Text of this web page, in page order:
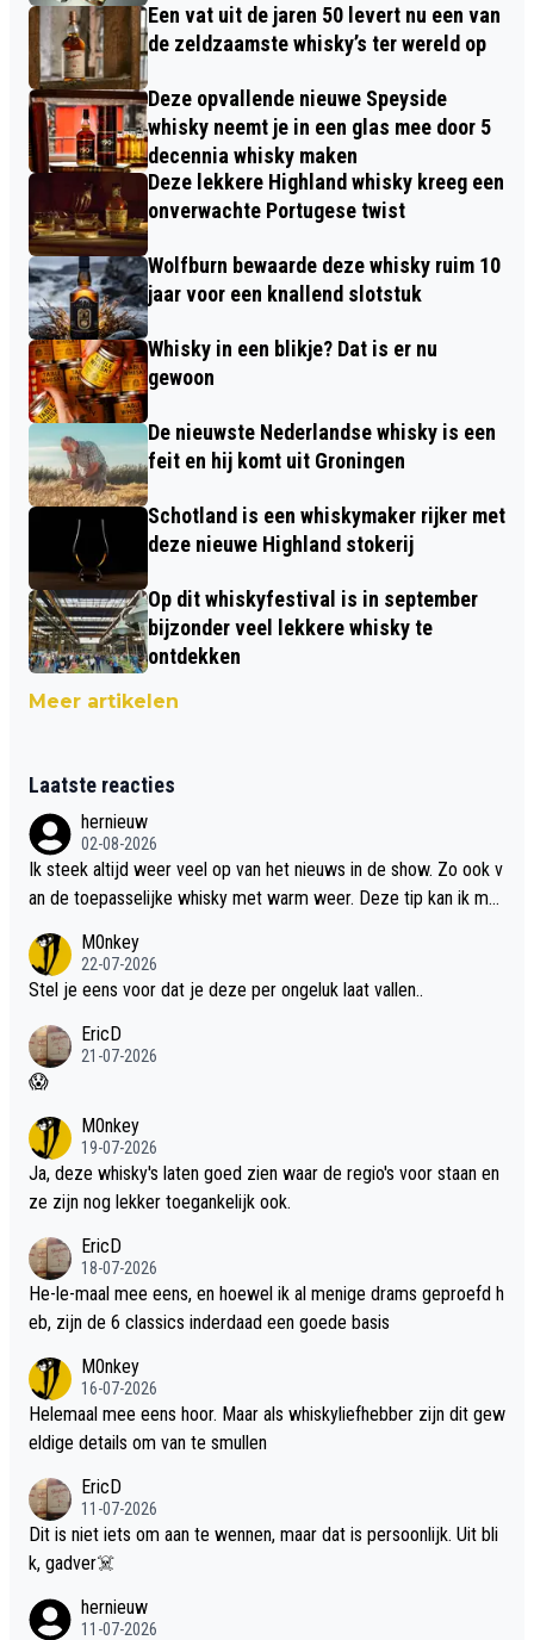
Een vat uit de jaren 50 levert nu een van
de zeldzaamste whisky’s ter wereld op
Deze opvallende nieuwe Speyside
whisky neemt je in een glas mee door 5
decennia whisky maken
Deze lekkere Highland whisky kreeg een
onverwachte Portugese twist
Wolfburn bewaarde deze whisky ruim 10
jaar voor een knallend slotstuk
Whisky in een blikje? Dat is er nu
gewoon
De nieuwste Nederlandse whisky is een
feit en hij komt uit Groningen
Schotland is een whiskymaker rijker met
deze nieuwe Highland stokerij
Op dit whiskyfestival is in september
bijzonder veel lekkere whisky te
ontdekken
Meer artikelen
Laatste reacties
hernieuw
02-08-2026
Ik steek altijd weer veel op van het nieuws in de show. Zo ook v
an de toepasselijke whisky met warm weer. Deze tip kan ik met
M0nkey
22-07-2026
Stel je eens voor dat je deze per ongeluk laat vallen..
EricD
21-07-2026
😱
M0nkey
19-07-2026
Ja, deze whisky's laten goed zien waar de regio's voor staan en
ze zijn nog lekker toegankelijk ook.
EricD
18-07-2026
He-le-maal mee eens, en hoewel ik al menige drams geproefd h
eb, zijn de 6 classics inderdaad een goede basis
M0nkey
16-07-2026
Helemaal mee eens hoor. Maar als whiskyliefhebber zijn dit gew
eldige details om van te smullen
EricD
11-07-2026
Dit is niet iets om aan te wennen, maar dat is persoonlijk. Uit bli
k, gadver☠️
hernieuw
11-07-2026